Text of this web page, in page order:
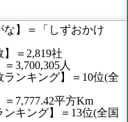
な】＝「しずおかけ
】＝2,819社
3,700,305人
ランキング】＝10位(全
＝7,777.42平方Km
ンキング】＝13位(全国